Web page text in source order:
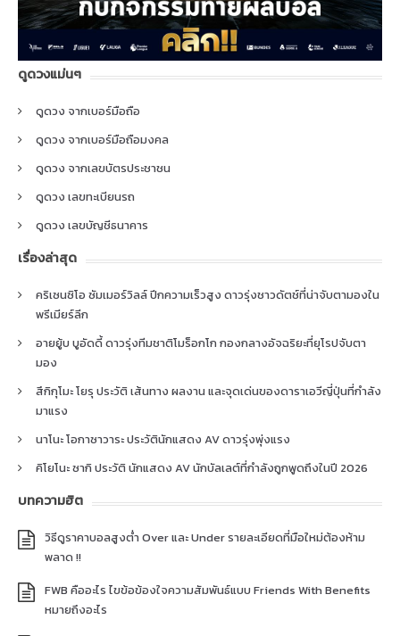
ดูดวงแม่นๆ
ดูดวง จากเบอร์มือถือ
ดูดวง จากเบอร์มือถือมงคล
ดูดวง จากเลขบัตรประชาชน
ดูดวง เลขทะเบียนรถ
ดูดวง เลขบัญชีธนาคาร
เรื่องล่าสุด
คริเซนซิโอ ซัมเมอร์วิลล์ ปีกความเร็วสูง ดาวรุ่งชาวดัตช์ที่น่าจับตามองใน
พรีเมียร์ลีก
อายยู้บ บูอัดดี้ ดาวรุ่งทีมชาติโมร็อกโก กองกลางอัจฉริยะที่ยุโรปจับตา
มอง
สึกิกุโมะ โยรุ ประวัติ เส้นทาง ผลงาน และจุดเด่นของดาราเอวีญี่ปุ่นที่กำลัง
มาแรง
นาโนะ โอกาซาวาระ ประวัตินักแสดง AV ดาวรุ่งพุ่งแรง
คิโยโนะ ซากิ ประวัติ นักแสดง AV นักบัลเลต์ที่กำลังถูกพูดถึงในปี 2026
บทความฮิต
วิธีดูราคาบอลสูงต่ำ Over และ Under รายละเอียดที่มือใหม่ต้องห้าม
พลาด !!
FWB คืออะไร ไขข้อข้องใจความสัมพันธ์แบบ Friends With Benefits
หมายถึงอะไร